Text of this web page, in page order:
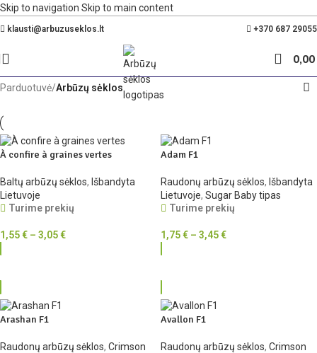
Skip to navigation Skip to main content
klausti@arbuzuseklos.lt +370 687 29055
0,00
Parduotuvė/Arbūzų sėklos
À confire à graines vertes
Baltų arbūzų sėklos, Išbandyta
Lietuvoje
Turime prekių
1,55€ – 3,05€
Adam F1
Raudonų arbūzų sėklos, Išbandyta
Lietuvoje, Sugar Baby tipas
Turime prekių
1,75€ – 3,45€
Arashan F1
Raudonų arbūzų sėklos, Crimson
Avallon F1
Raudonų arbūzų sėklos, Crimson